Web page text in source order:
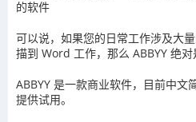
可以说，如果您的日常工作涉及大
描到 Word 工作，那么 ABBYY 绝对
ABBYY 是一款商业软件，目前中文
提供试用。